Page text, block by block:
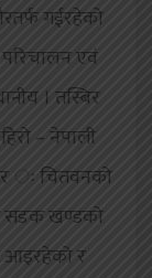
गईरहेको
परिचालन एवं
। तस्बिर
– नेपाली
ः चितवनको
सडक खण्डको
आइरहेको र